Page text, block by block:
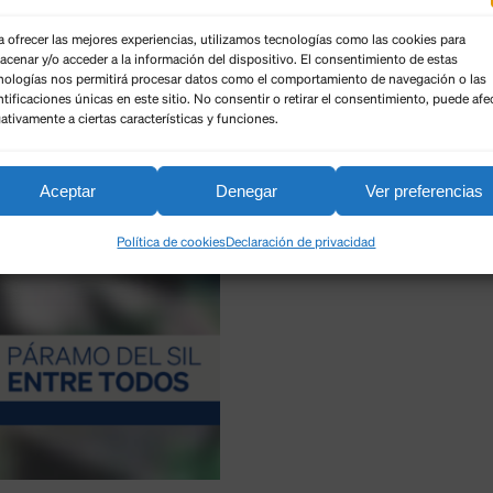
ofrecer las mejores experiencias, utilizamos tecnologías como las cookies para
y/o acceder a la información del dispositivo. El consentimiento de estas
nos permitirá procesar datos como el comportamiento de navegación o las
únicas en este sitio. No consentir o retirar el consentimiento, puede
a ciertas características y funciones.
Aceptar Denegar Ver preferencias
Política de cookiesDeclaración de privacidad